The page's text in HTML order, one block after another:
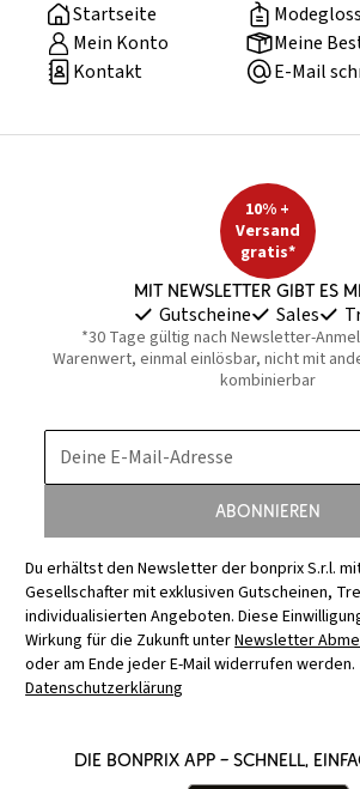
Startseite
Mein Konto
Meine
Kontakt
E-Mail
10% +
Versand
gratis*
Mit Newsletter gibt es
Gutscheine Sales
*30 Tage gültig nach Newsletter-
Warenwert, einmal einlösbar, nicht mit
kombinierbar
Deine E-Mail-Adresse
Abonnieren
Du erhältst den Newsletter der bonprix S.r.l.
Gesellschafter mit exklusiven Gutscheinen,
individualisierten Angeboten. Diese
Wirkung für die Zukunft unterNewsletter
oder am Ende jeder E-Mail widerrufen werden.
Datenschutzerklärung
Die bonprix App – schnell,